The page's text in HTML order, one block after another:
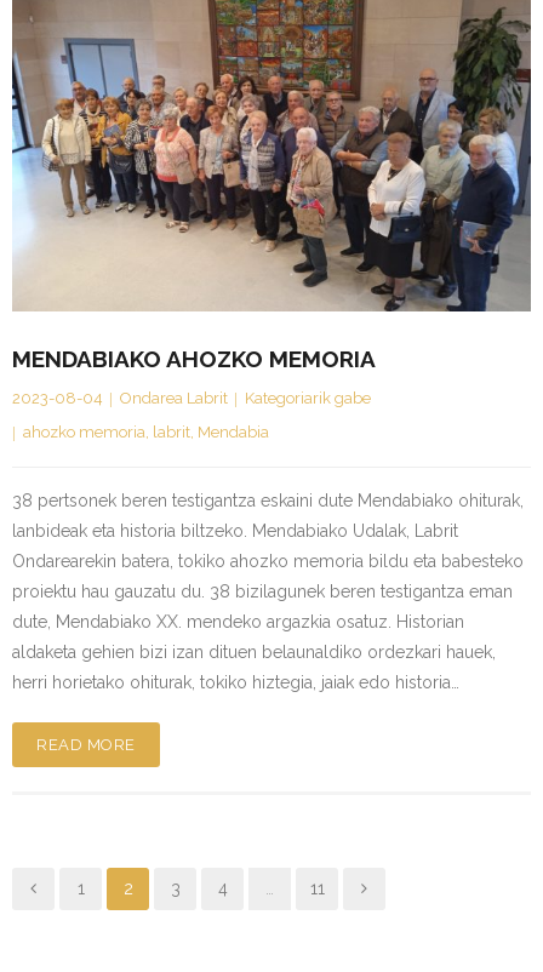
MENDABIAKO AHOZKO MEMORIA
2023-08-04 Ondarea Labrit
Kategoriarik gabe
ahozko memoria, labrit, Mendabia
38 pertsonek beren testigantza eskaini dute Mendabiako ohiturak,
lanbideak eta historia biltzeko. Mendabiako Udalak, Labrit
Ondarearekin batera, tokiko ahozko memoria bildu eta babesteko
proiektu hau gauzatu du. 38 bizilagunek beren testigantza eman
dute, Mendabiako XX. mendeko argazkia osatuz. Historian
aldaketa gehien bizi izan dituen belaunaldiko ordezkari hauek,
herri horietako ohiturak, tokiko hiztegia, jaiak edo historia…
READ MORE
1 2 3 4 11